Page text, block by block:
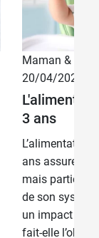
Maman & bébé
20/04/2026
3 ans
L’alimentation
ans assure
mais participe
de son
un impact sur
fait-elle l’objet